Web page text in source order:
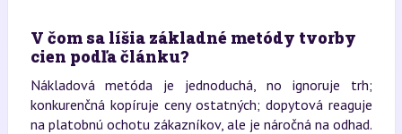
V čom sa líšia základné metódy tvorby
cien podľa článku?
Nákladová metóda je jednoduchá, no ignoruje trh;
konkurenčná kopíruje ceny ostatných; dopytová reaguje
na platobnú ochotu zákazníkov, ale je náročná na odhad.